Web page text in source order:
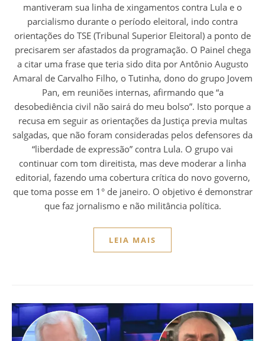
mantiveram sua linha de xingamentos contra Lula e o
parcialismo durante o período eleitoral, indo contra
orientações do TSE (Tribunal Superior Eleitoral) a ponto de
precisarem ser afastados da programação. O Painel chega
a citar uma frase que teria sido dita por Antônio Augusto
Amaral de Carvalho Filho, o Tutinha, dono do grupo Jovem
Pan, em reuniões internas, afirmando que “a
desobediência civil não sairá do meu bolso”. Isto porque a
recusa em seguir as orientações da Justiça previa multas
salgadas, que não foram consideradas pelos defensores da
“liberdade de expressão” contra Lula. O grupo vai
continuar com tom direitista, mas deve moderar a linha
editorial, fazendo uma cobertura crítica do novo governo,
que toma posse em 1° de janeiro. O objetivo é demonstrar
que faz jornalismo e não militância política.
LEIA MAIS